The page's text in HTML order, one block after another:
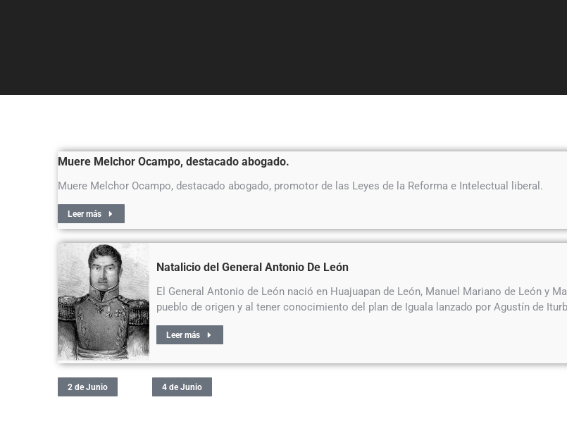
Muere Melchor Ocampo, destacado abogado.
Muere Melchor Ocampo, destacado abogado, promotor de las Leyes de la Reforma e Intelectual liberal.
Leer más
Natalicio del General Antonio De León
El General Antonio de León nació en Huajuapan de León, Manuel Mariano de León y
pueblo de origen y al tener conocimiento del plan de Iguala lanzado por Agustín de
Leer más
2 de Junio 4 de Junio